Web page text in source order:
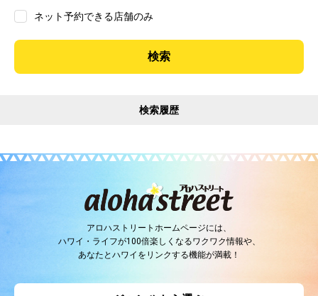
ネット予約できる店舗のみ
検索履歴
アロハストリートホームページには、
ハワイ・ライフが100倍楽しくなるワクワク情報や、
あなたとハワイをリンクする機能が満載！